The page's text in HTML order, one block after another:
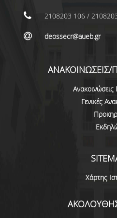
ΠΟΛΙΤΙΚΗ
ΠΟΛΙΤΙΚΗ
ΣΤΡΑΤΗΓΙΚΗ
ΠΙΣΤΟΠΟΙΗΣΗ
ΑΞΙΟΛΟΓΗΣΗ
ΑΠΟ
2108203 106 /
deossecr@aueb.gr
ΑΝΑΚΟΙΝΩΣΕΙΣ/
Ανακοινώσεις
Γενικές
Χάρτης